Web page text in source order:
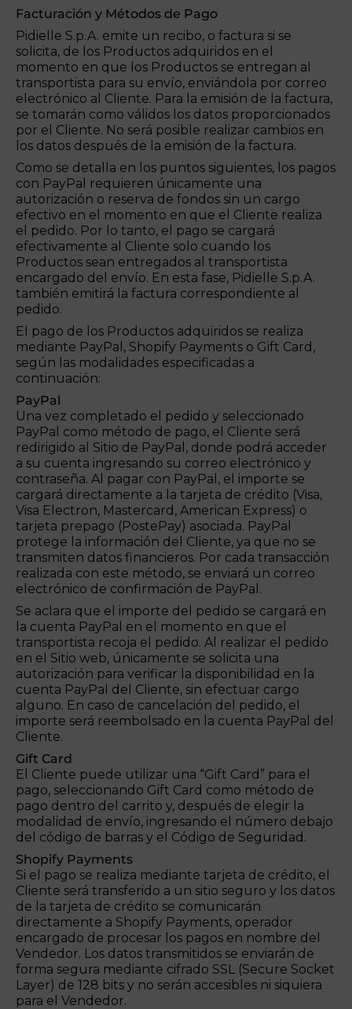
Facturación y Métodos de Pago
Pidielle S.p.A. emite un recibo, o factura si se
solicita, de los Productos adquiridos en el
momento en que los Productos se entregan al
transportista para su envío, enviándola por correo
electrónico al Cliente. Para la emisión de la factura,
se tomarán como válidos los datos proporcionados
por el Cliente. No será posible realizar cambios en
los datos después de la emisión de la factura.
Como se detalla en los puntos siguientes, los pagos
con PayPal requieren únicamente una
autorización o reserva de fondos sin un cargo
efectivo en el momento en que el Cliente realiza
el pedido. Por lo tanto, el pago se cargará
efectivamente al Cliente solo cuando los
Productos sean entregados al transportista
encargado del envío. En esta fase, Pidielle S.p.A.
también emitirá la factura correspondiente al
pedido.
El pago de los Productos adquiridos se realiza
mediante PayPal, Shopify Payments o Gift Card,
según las modalidades especificadas a
continuación:
PayPal
Una vez completado el pedido y seleccionado
PayPal como método de pago, el Cliente será
redirigido al Sitio de PayPal, donde podrá acceder
a su cuenta ingresando su correo electrónico y
contraseña. Al pagar con PayPal, el importe se
cargará directamente a la tarjeta de crédito (Visa,
Visa Electron, Mastercard, American Express) o
tarjeta prepago (PostePay) asociada. PayPal
protege la información del Cliente, ya que no se
transmiten datos financieros. Por cada transacción
realizada con este método, se enviará un correo
electrónico de confirmación de PayPal.
Se aclara que el importe del pedido se cargará en
la cuenta PayPal en el momento en que el
transportista recoja el pedido. Al realizar el pedido
en el Sitio web, únicamente se solicita una
autorización para verificar la disponibilidad en la
cuenta PayPal del Cliente, sin efectuar cargo
alguno. En caso de cancelación del pedido, el
importe será reembolsado en la cuenta PayPal del
Cliente.
Gift Card
El Cliente puede utilizar una “Gift Card” para el
pago, seleccionando Gift Card como método de
pago dentro del carrito y, después de elegir la
modalidad de envío, ingresando el número debajo
del código de barras y el Código de Seguridad.
Shopify Payments
Si el pago se realiza mediante tarjeta de crédito, el
Cliente será transferido a un sitio seguro y los datos
de la tarjeta de crédito se comunicarán
directamente a Shopify Payments, operador
encargado de procesar los pagos en nombre del
Vendedor. Los datos transmitidos se enviarán de
forma segura mediante cifrado SSL (Secure Socket
Layer) de 128 bits y no serán accesibles ni siquiera
para el Vendedor.